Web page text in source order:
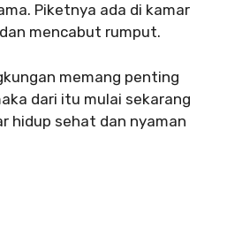
Piketnya ada di kamar
mencabut rumput.
memang penting
dari itu mulai sekarang
hidup sehat dan nyaman